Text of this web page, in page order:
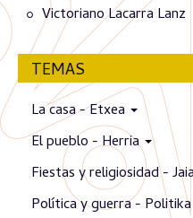
Victoriano Lacarra Lanz
TEMAS
La casa - Etxea
El pueblo - Herria
Fiestas y religiosidad -
Política y guerra -